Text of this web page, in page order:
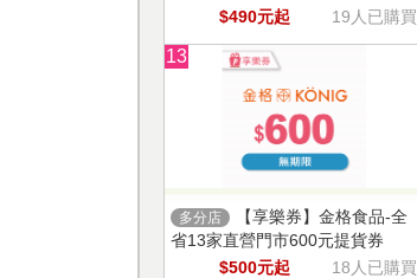
$490元起
19人已購買
13
多分店
【享樂券】金格食品-全
省13家直營門市600元提貨券
$500元起
18人已購買